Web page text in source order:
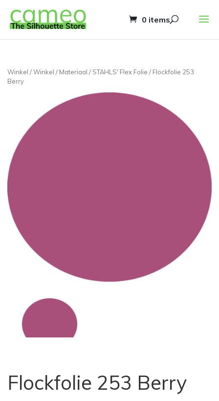
0 items
Winkel /Winkel / Materiaal / STAHLS' Flex Folie / Flockfolie 253
Berry
Flockfolie 253 Berry